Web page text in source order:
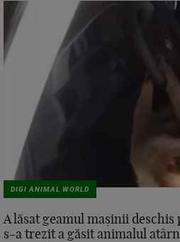
DIGI ANIMAL WORLD
A lăsat geamul mașinii deschis
s-a trezit a găsit animalul